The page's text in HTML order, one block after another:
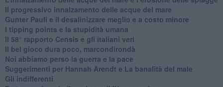
​Il progressivo innalzamento delle acque del mare
​Gunter Pauli e il desalinizzare meglio e a costo minore
I tipping points e la stupidità umana
​Il 58° rapporto Censis e gli italiani veri
​Il bel gioco dura poco, marcondirondà
Noi abbiamo perso la guerra e la pace
Suggerimenti per Hannah Arendt e La banalità del male
​Gli indifferenti